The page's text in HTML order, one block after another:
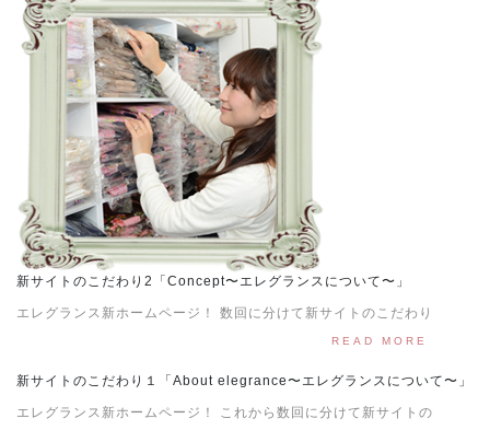
新サイトのこだわり2「Concept〜エレグランスについて〜」
エレグランス新ホームページ！ 数回に分けて新サイトのこだわり
READ MORE
新サイトのこだわり１「About elegrance〜エレグランスについて〜」
エレグランス新ホームページ！ これから数回に分けて新サイトの